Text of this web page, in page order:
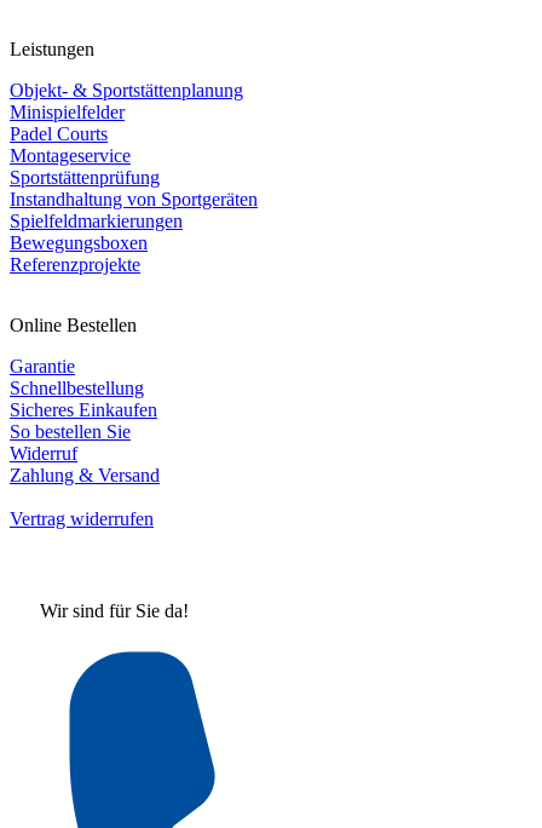
Leistungen
Objekt- & Sportstättenplanung
Minispielfelder
Padel Courts
Montageservice
Sportstättenprüfung
Instandhaltung von Sportgeräten
Spielfeldmarkierungen
Bewegungsboxen
Referenzprojekte
Online Bestellen
Garantie
Schnellbestellung
Sicheres Einkaufen
So bestellen Sie
Widerruf
Zahlung & Versand
Vertrag widerrufen
Wir sind für Sie da!